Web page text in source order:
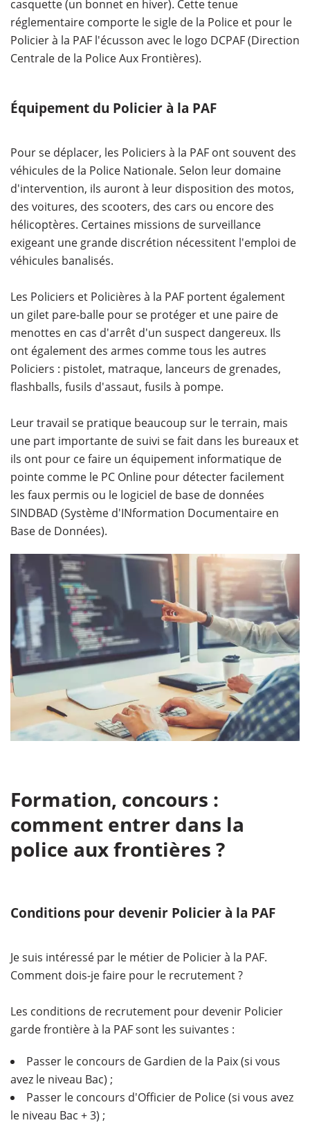
casquette (un bonnet en hiver). Cette tenue
réglementaire comporte le sigle de la Police et pour le
Policier à la PAF l'écusson avec le logo DCPAF (Direction
Centrale de la Police Aux Frontières).
Équipement du Policier à la PAF
Pour se déplacer, les Policiers à la PAF ont souvent des
véhicules de la Police Nationale. Selon leur domaine
d'intervention, ils auront à leur disposition des motos,
des voitures, des scooters, des cars ou encore des
hélicoptères. Certaines missions de surveillance
exigeant une grande discrétion nécessitent l'emploi de
véhicules banalisés.
Les Policiers et Policières à la PAF portent également
un gilet pare-balle pour se protéger et une paire de
menottes en cas d'arrêt d'un suspect dangereux. Ils
ont également des armes comme tous les autres
Policiers : pistolet, matraque, lanceurs de grenades,
flashballs, fusils d'assaut, fusils à pompe.
Leur travail se pratique beaucoup sur le terrain, mais
une part importante de suivi se fait dans les bureaux et
ils ont pour ce faire un équipement informatique de
pointe comme le PC Online pour détecter facilement
les faux permis ou le logiciel de base de données
SINDBAD (Système d'INformation Documentaire en
Base de Données).​
Formation, concours :
comment entrer dans la
police aux frontières ?
Conditions pour devenir Policier à la PAF
Je suis intéressé par le métier de Policier à la PAF.
Comment dois-je faire pour le recrutement ?
Les conditions de recrutement pour devenir Policier
garde frontière à la PAF sont les suivantes :
Passer le concours de Gardien de la Paix (si vous
avez le niveau Bac) ;
Passer le concours d'Officier de Police (si vous avez
le niveau Bac + 3) ;